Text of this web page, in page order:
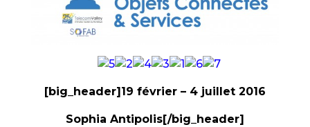
[big_header]19 février – 4 juillet 2016
Sophia Antipolis[/big_header]